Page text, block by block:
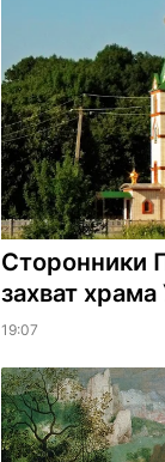
Сторонники
захват
19:07